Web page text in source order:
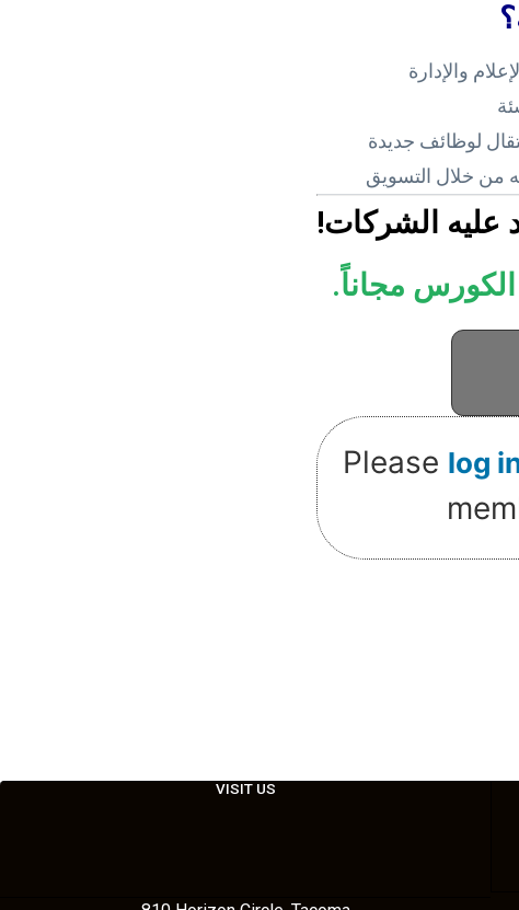
والإدارة
لوظائف جديدة
من خلال التسويق
عليه الشركات!
الكورس مجاناً.
Please log
VISIT US